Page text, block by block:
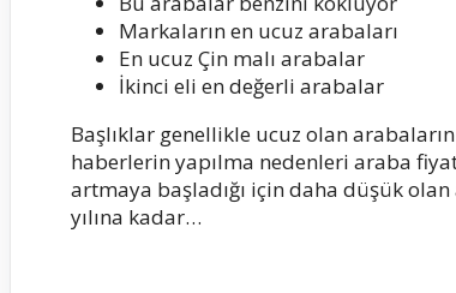
Markaların en ucuz arabaları
En ucuz Çin malı arabalar
İkinci eli en değerli arabalar
Başlıklar genellikle ucuz olan
haberlerin yapılma nedenleri araba
artmaya başladığı için daha düşük
yılına kadar…